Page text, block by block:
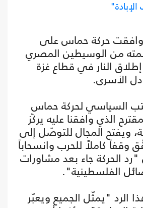
وافقت حركة حماس على
من الوسيطين المصري
النار في قطاع غزة
الأسرى.
السياسي لحركة حماس
الذي وافقنا عليه يركّز
ويفتح المجال للتوصّل إلى
وقفاً كاملاً للحرب وانسحاباً
الحركة جاء بعد مشاورات
الفلسطينية".
الرد "يمثّل الجميع ويعبّر